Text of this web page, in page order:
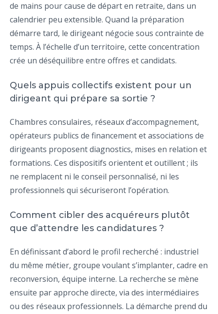
de mains pour cause de départ en retraite, dans un
calendrier peu extensible. Quand la préparation
démarre tard, le dirigeant négocie sous contrainte de
temps. À l’échelle d’un territoire, cette concentration
crée un déséquilibre entre offres et candidats.
Quels appuis collectifs existent pour un
dirigeant qui prépare sa sortie ?
Chambres consulaires, réseaux d’accompagnement,
opérateurs publics de financement et associations de
dirigeants proposent diagnostics, mises en relation et
formations. Ces dispositifs orientent et outillent ; ils
ne remplacent ni le conseil personnalisé, ni les
professionnels qui sécuriseront l’opération.
Comment cibler des acquéreurs plutôt
que d’attendre les candidatures ?
En définissant d’abord le profil recherché : industriel
du même métier, groupe voulant s’implanter, cadre en
reconversion, équipe interne. La recherche se mène
ensuite par approche directe, via des intermédiaires
ou des réseaux professionnels. La démarche prend du